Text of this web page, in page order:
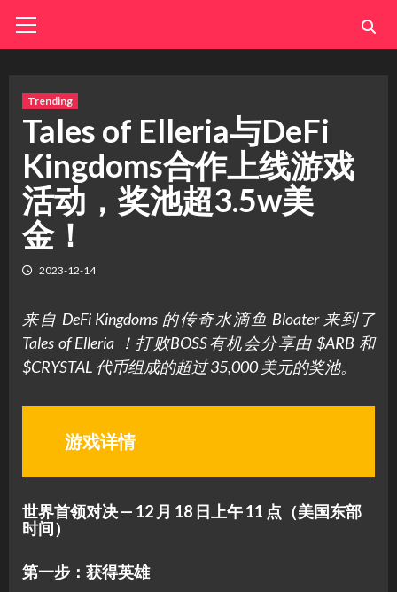
Menu
Trending
Tales of Elleria与DeFi
Kingdoms合作上线游戏
活动，奖池超3.5w美
金！
2023-12-14
来自 DeFi Kingdoms 的传奇水滴鱼 Bloater 来到了
Tales of Elleria ！打败BOSS有机会分享由 $ARB 和
$CRYSTAL 代币组成的超过 35,000 美元的奖池。
游戏详情
世界首领对决 — 12 月 18 日上午 11 点（美国东部
时间）
第一步：获得英雄